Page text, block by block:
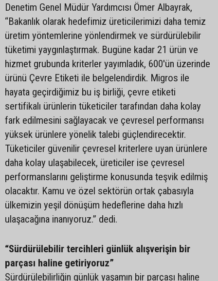
Denetim Genel Müdür Yardımcısı Ömer Albayrak,
“Bakanlık olarak hedefimiz üreticilerimizi daha temiz
üretim yöntemlerine yönlendirmek ve sürdürülebilir
tüketimi yaygınlaştırmak. Bugüne kadar 21 ürün ve
hizmet grubunda kriterler yayımladık, 600'ün üzerinde
ürünü Çevre Etiketi ile belgelendirdik. Migros ile
hayata geçirdiğimiz bu iş birliği, çevre etiketi
sertifikalı ürünlerin tüketiciler tarafından daha kolay
fark edilmesini sağlayacak ve çevresel performansı
yüksek ürünlere yönelik talebi güçlendirecektir.
Tüketiciler güvenilir çevresel kriterlere uyan ürünlere
daha kolay ulaşabilecek, üreticiler ise çevresel
performanslarını geliştirme konusunda teşvik edilmiş
olacaktır. Kamu ve özel sektörün ortak çabasıyla
ülkemizin yeşil dönüşüm hedeflerine daha hızlı
ulaşacağına inanıyoruz.” dedi.
“Sürdürülebilir tercihleri günlük alışverişin bir
parçası haline getiriyoruz”
Sürdürülebilirliğin günlük yaşamın bir parçası haline